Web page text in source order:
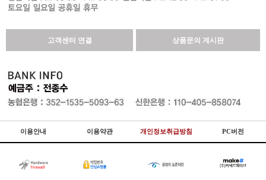
고객센터 연결 상품문의 게시판
이용안내 이용약관 개인정보취급방침 PC버전